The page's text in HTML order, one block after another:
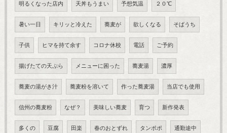
明るくなった店内 天丼もうまい 予想気温 ２０℃
暑い一日 キリッと冷えた 蕎麦が 欲しくなる そばうち
子供 ヒマを持て余す コロナ休校 電話 ご予約
揚げたての天ぷら メニューに困った 蕎麦湯 濃厚
蕎麦の湯がき汁 蕎麦粉を溶いて 作った蕎麦湯 当店でも使用
信州の蕎麦粉 なぜ？ 美味しい蕎麦 育つ 新作発表
多くの 豆腐 田楽 春のおとずれ タンポポ 通勤途中